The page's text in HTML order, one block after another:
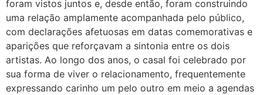
foram vistos juntos e, desde então, foram construindo
uma relação amplamente acompanhada pelo público,
com declarações afetuosas em datas comemorativas e
aparições que reforçavam a sintonia entre os dois
artistas. Ao longo dos anos, o casal foi celebrado por
sua forma de viver o relacionamento, frequentemente
expressando carinho um pelo outro em meio a agendas